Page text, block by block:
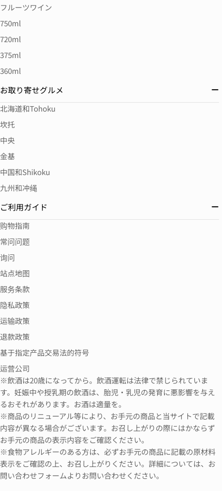
フルーツワイン
750ml
720ml
375ml
360ml
お取り寄せグルメ
北海道和Tohoku
坎托
中央
金基
中国和Shikoku
九州和冲绳
ご利用ガイド
购物指南
常问问题
询问
站点地图
服务条款
隐私政策
运输政策
退款政策
基于指定产品交易法的符号
运营公司
※飲酒は20歳になってから。飲酒運転は法律で禁じられていま
す。妊娠中や授乳期の飲酒は、胎児・乳児の発育に悪影響を与え
るおそれがあります。お酒は適量を。
※商品のリニューアル等により、お手元の商品と当サイトで記載
内容が異なる場合がございます。お召し上がりの際にはかならず
お手元の商品の表示内容をご確認ください。
※食物アレルギーのある方は、必ずお手元の商品に記載の原材料
表示をご確認の上、お召し上がりください。詳細については、お
問い合わせフォームよりお問い合わせください。